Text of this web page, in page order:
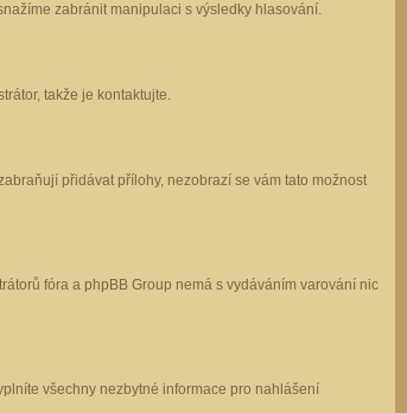
zabránit manipulaci s výsledky hlasování.
takže je kontaktujte.
přidávat přílohy, nezobrazí se vám tato možnost
fóra a phpBB Group nemá s vydáváním varování nic
všechny nezbytné informace pro nahlášení